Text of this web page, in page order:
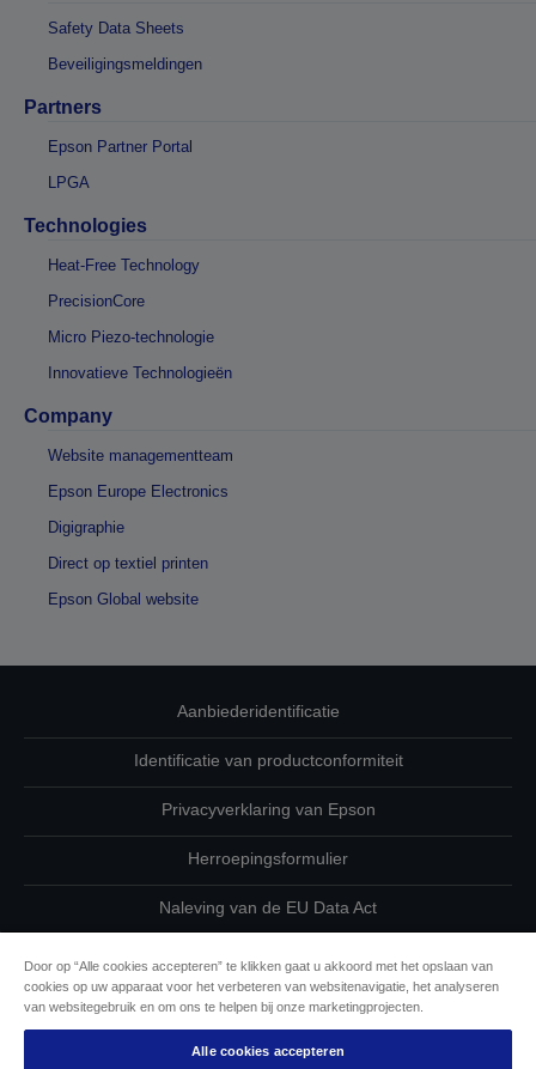
Safety Data Sheets
Beveiligingsmeldingen
Partners
Epson Partner Portal
LPGA
Technologies
Heat-Free Technology
PrecisionCore
Micro Piezo-technologie
Innovatieve Technologieën
Company
Website managementteam
Epson Europe Electronics
Digigraphie
Direct op textiel printen
Epson Global website
Aanbiederidentificatie
Identificatie van productconformiteit
Privacyverklaring van Epson
Herroepingsformulier
Naleving van de EU Data Act
Cookie-informatie
De toewijding van Epson aan toegankelijkheid
Door op “Alle cookies accepteren” te klikken gaat u akkoord met het opslaan van
cookies op uw apparaat voor het verbeteren van websitenavigatie, het analyseren
van websitegebruik en om ons te helpen bij onze marketingprojecten.
Alle cookies accepteren